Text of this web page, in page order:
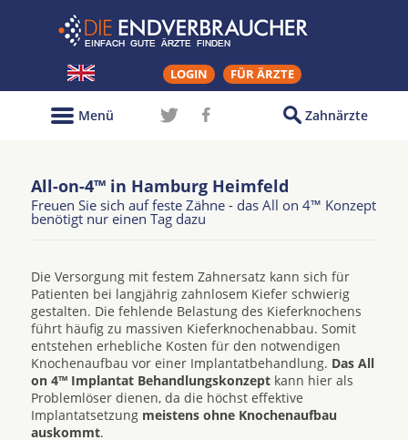
LOGIN FÜR ÄRZTE
Zahnärzte
Menü
All-on-4™ in Hamburg Heimfeld
Freuen Sie sich auf feste Zähne - das All on 4™ Konzept
benötigt nur einen Tag dazu
Die Versorgung mit festem Zahnersatz kann sich für
Patienten bei langjährig zahnlosem Kiefer schwierig
gestalten. Die fehlende Belastung des Kieferknochens
führt häufig zu massiven Kieferknochenabbau. Somit
entstehen erhebliche Kosten für den notwendigen
Knochenaufbau vor einer Implantatbehandlung. Das All
on 4™ Implantat Behandlungskonzept kann hier als
Problemlöser dienen, da die höchst effektive
Implantatsetzung meistens ohne Knochenaufbau
auskommt.